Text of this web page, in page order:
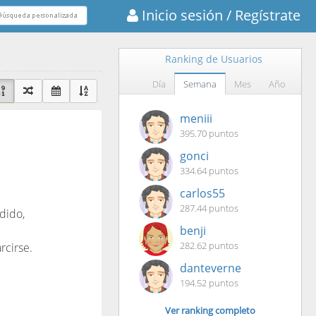
Inicio sesión / Regístrate
Ranking de Usuarios
Día Semana Mes Año
meniii
395.70 puntos
gonci
334.64 puntos
carlos55
287.44 puntos
benji
282.62 puntos
danteverne
194.52 puntos
Ver ranking completo